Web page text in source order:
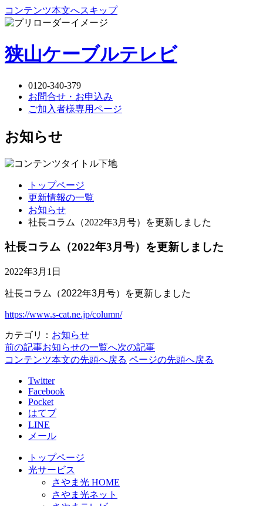
コンテンツ本文へスキップ
狭山ケーブルテレビ
0120-340-379
お問合せ・お申込み
ご加入者様専用ページ
お知らせ
トップページ
更新情報の一覧
お知らせ
社長コラム（2022年3月号）を更新しました
社長コラム（2022年3月号）を更新しました
2022年3月1日
社長コラム（2022年3月号）を更新しました
https://www.s-cat.ne.jp/column/
カテゴリ： お知らせ
前の記事お知らせの一覧へ次の記事
コンテンツ本文の先頭へ戻る ページの先頭へ戻る
Twitter
Facebook
Pocket
はてブ
LINE
メール
トップページ
光サービス
さやま光 HOME
さやま光ネット